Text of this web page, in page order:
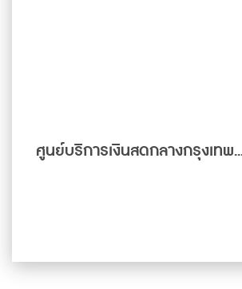
ศูนย์บริการเงินสดกลางกรุงเทพ